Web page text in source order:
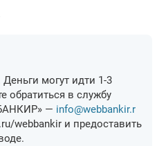
могут идти 1-3
обратиться в службу
— info@webbankir.r
webbankir и предоставить